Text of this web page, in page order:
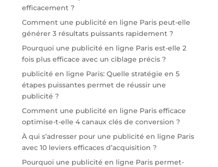
efficacement ?
Comment une publicité en ligne Paris peut-elle
générer 3 résultats puissants rapidement ?
Pourquoi une publicité en ligne Paris est-elle 2
fois plus efficace avec un ciblage précis ?
publicité en ligne Paris: Quelle stratégie en 5
étapes puissantes permet de réussir une
publicité ?
Comment une publicité en ligne Paris efficace
optimise-t-elle 4 canaux clés de conversion ?
À qui s’adresser pour une publicité en ligne Paris
avec 10 leviers efficaces d’acquisition ?
Pourquoi une publicité en ligne Paris permet-